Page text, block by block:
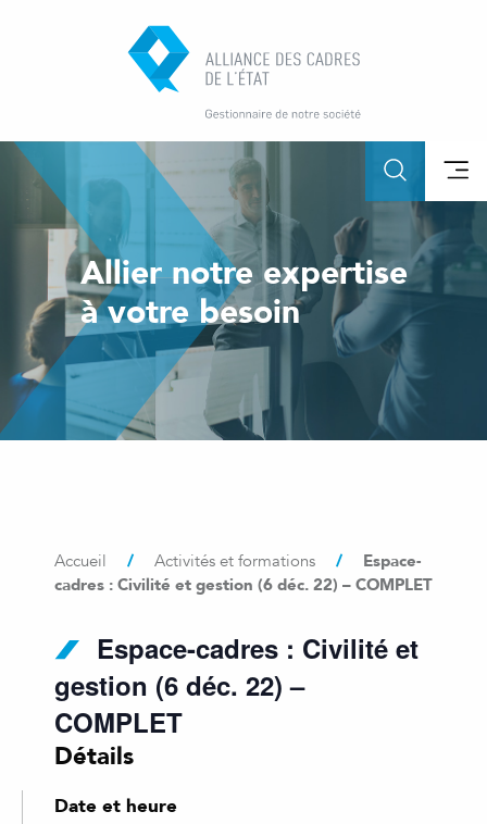
Allier notre expertise
à votre besoin
Accueil / Activités et formations /
Espace-
cadres : Civilité et gestion (6 déc. 22) – COMPLET
Espace-cadres : Civilité et
gestion (6 déc. 22) –
COMPLET
Détails
Date et heure